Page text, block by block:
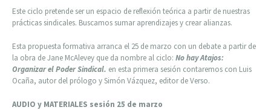
Este ciclo pretende ser un espacio de reflexión teórica a partir de nuestras
prácticas sindicales. Buscamos sumar aprendizajes y crear alianzas.
Esta propuesta formativa arranca el 25 de marzo con un debate a partir de
la obra de Jane McAlevey que da nombre al ciclo: No hay Atajos:
Organizar el Poder Sindical. en esta primera sesión contaremos con Luis
Ocaña, autor del prólogo y Simón Vázquez, editor de Verso.
AUDIO y MATERIALES sesión 25 de marzo